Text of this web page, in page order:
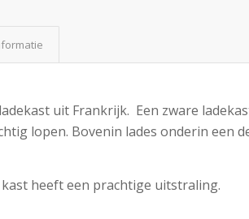
uit Frankrijk. Een zware
lopen. Bovenin lades onderin een
heeft een prachtige uitstraling.